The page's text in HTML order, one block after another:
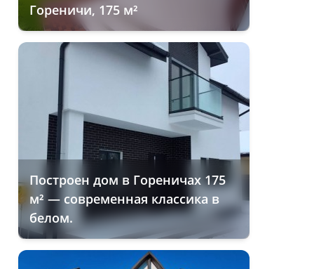
Гореничи, 175 м²
Построен дом в Гореничах 175
м² — современная классика в
белом.